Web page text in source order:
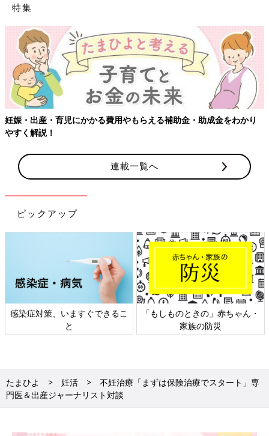
日付が変わる頃に手術を始めていました。夫に精子を採ってもら
は、夜中の仕事だったんです。
■河合さん：
すごい。採卵は本格的な手術だったんですね！
■京野先生：
そして受精卵を子宮の中に戻したら、そのあとは24時間、ベッド
の上で安静でした。
■河合さん：
動いたら受精卵が落っこちてしまう、と思われたんですね。
で、すぐに歩いて帰るのが普通です。でも当時は、受精卵を子宮
に入れるということがどういうことなのか、誰もわからなかった
から、トイレに行かなくてもすむように導尿もして、寝てもらっ
※ 1978年7月25日、英国で、ルイーズ・ブラウンが世界初の体外
受精ベビーとして誕生。治療にかかわったエドワーズ博士はこの
功績でノーベル賞を受賞
■河合さん：
そんな大変な手術だった体外受精が、その後、どのようにして今
の形になっていったのでしょう。
■京野先生：
特集
妊娠・出産・育児にかかる費用やもらえる補助金・助成金をわかり
やすく解説！
連載一覧へ
ピックアップ
感染症対策、いますぐできるこ
と
「もしものときの」赤ちゃん・
家族の防災
たまひよ 妊活
不妊治療「まずは保険治療でスタート」専
門医＆出産ジャーナリスト対談